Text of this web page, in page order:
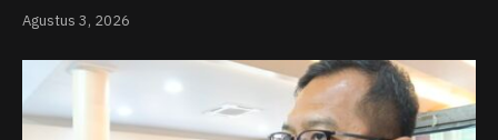
Agustus 3, 2026